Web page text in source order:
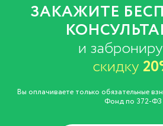
ЗАКАЖИТЕ
и
скидку
Вы оплачиваете только обязательные
Фонд по 372-ФЗ